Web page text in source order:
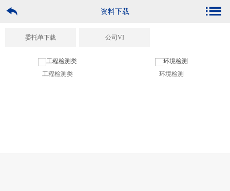
资料下载
委托单下载 公司VI
工程检测类 环境检测